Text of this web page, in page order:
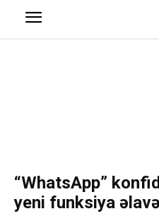
“WhatsApp”
yeni funksiya